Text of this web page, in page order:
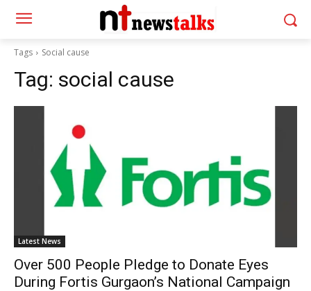
Tags Social cause
Tag: social cause
Latest News
Over 500 People Pledge to Donate Eyes
During Fortis Gurgaon’s National Campaign